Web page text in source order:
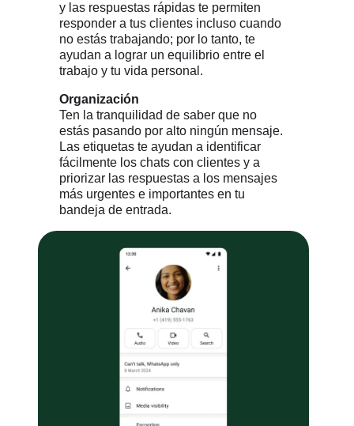
y las respuestas rápidas te permiten
responder a tus clientes incluso cuando
no estás trabajando; por lo tanto, te
ayudan a lograr un equilibrio entre el
trabajo y tu vida personal.
Organización
Ten la tranquilidad de saber que no
estás pasando por alto ningún mensaje.
Las etiquetas te ayudan a identificar
fácilmente los chats con clientes y a
priorizar las respuestas a los mensajes
más urgentes e importantes en tu
bandeja de entrada.